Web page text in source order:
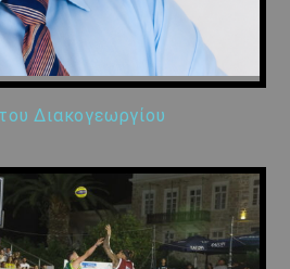
Διακογεωργίου